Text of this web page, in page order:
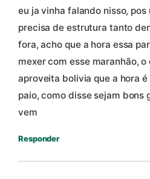
eu ja vinha falando nisso,
precisa de estrutura tanto
fora, acho que a hora essa
mexer com esse maranhão,
aproveita bolivia que a hora
paio, como disse sejam bons
vem
Responder